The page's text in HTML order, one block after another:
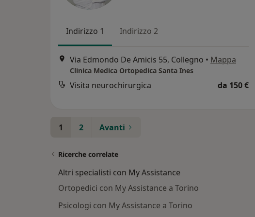
Indirizzo 1 Indirizzo 2
Via Edmondo De Amicis 55, Collegno • Mappa
Clinica Medica Ortopedica Santa Ines
Visita neurochirurgica da 150 €
1 2 Avanti
Ricerche correlate
Altri specialisti con My Assistance
Ortopedici con My Assistance a Torino
Psicologi con My Assistance a Torino